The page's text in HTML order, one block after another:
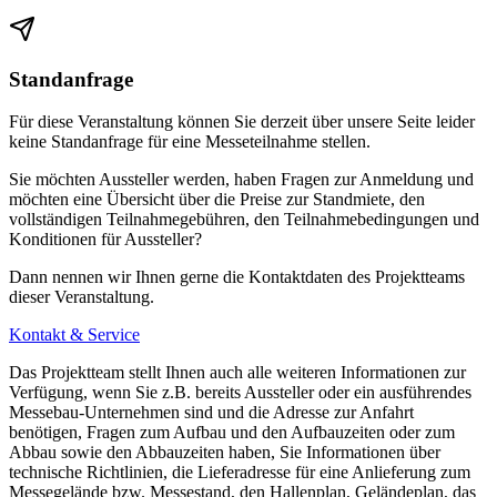
Mitte
MESSE DRESDEN)
ab Zentrum/Postplatz:
mit den Straßenbahnlinien 1 (Richtung Leutewitz), 2 (Richtung
ab Bahnhof Mitte weiter mit Straßenbahnlinie 10 (Richtung
MESSE DRESDEN)
Standanfrage
Für diese Veranstaltung können Sie derzeit über unsere Seite leider
keine Standanfrage für eine Messeteilnahme stellen.
Sie möchten Aussteller werden, haben Fragen zur Anmeldung und
möchten eine Übersicht über die Preise zur Standmiete, den
vollständigen Teilnahmegebühren, den Teilnahmebedingungen und
Konditionen für Aussteller?
Dann nennen wir Ihnen gerne die Kontaktdaten des Projektteams
dieser Veranstaltung.
Kontakt & Service
Das Projektteam stellt Ihnen auch alle weiteren Informationen zur
Verfügung, wenn Sie z.B. bereits Aussteller oder ein ausführendes
Messebau-Unternehmen sind und die Adresse zur Anfahrt
benötigen, Fragen zum Aufbau und den Aufbauzeiten oder zum
Abbau sowie den Abbauzeiten haben, Sie Informationen über
technische Richtlinien, die Lieferadresse für eine Anlieferung zum
Messegelände bzw. Messestand, den Hallenplan, Geländeplan, das